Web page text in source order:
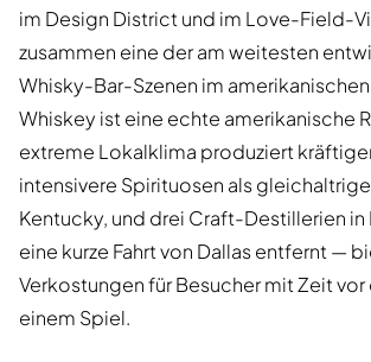
im Design District und im Love-Field-
zusammen eine der am weitesten
Whisky-Bar-Szenen im amerikanischen
Whiskey ist eine echte amerikanische
extreme Lokalklima produziert
intensivere Spirituosen als
Kentucky, und drei Craft-Destillerien
eine kurze Fahrt von Dallas entfernt —
Verkostungen für Besucher mit Zeit vor
einem Spiel.